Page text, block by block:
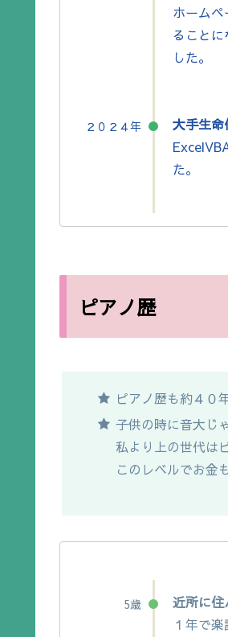
ホーム
ること
した。
２０２４年
大手生
た。
ピアノ歴
ピアノ歴も約４０
子供の時に音大じ
私より上の世代は
このレベルでお金
5歳
近所に
１年で